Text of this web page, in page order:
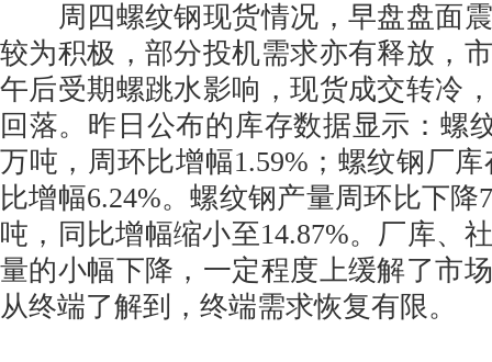
周四螺纹钢现货情况，早盘盘面震
较为积极，部分投机需求亦有释放，
午后受期螺跳水影响，现货成交转冷
回落。昨日公布的库存数据显示：螺
万吨，周环比增幅1.59%；螺纹钢厂
比增幅6.24%。螺纹钢产量周环比下降
吨，同比增幅缩小至14.87%。厂库、
量的小幅下降，一定程度上缓解了市
从终端了解到，终端需求恢复有限。